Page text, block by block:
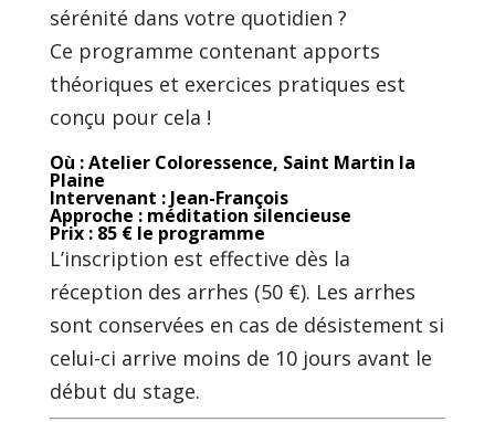
sérénité dans votre quotidien ?
Ce programme contenant apports
théoriques et exercices pratiques est
conçu pour cela !
Où : Atelier Coloressence, Saint Martin la
Plaine
Intervenant : Jean-François
Approche : méditation silencieuse
Prix : 85 € le programme
L’inscription est effective dès la
réception des arrhes (50 €). Les arrhes
sont conservées en cas de désistement si
celui-ci arrive moins de 10 jours avant le
début du stage.